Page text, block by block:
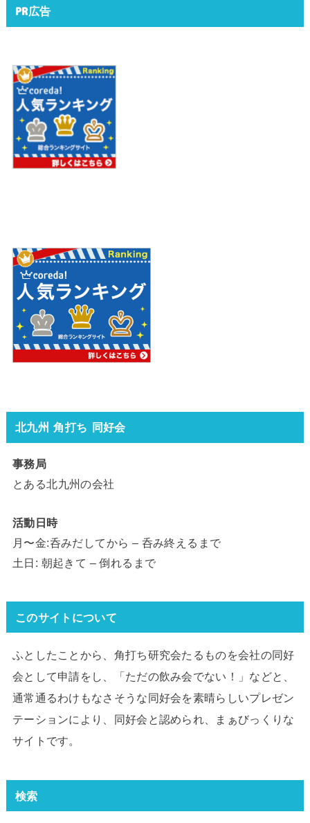
PR広告
北九州 角打ち 同好会
事務局
とある北九州の会社
活動日時
月〜金:呑みだしてから – 呑み終えるまで
土日: 朝起きて – 倒れるまで
このサイトについて
ふとしたことから、角打ち研究会たるものを会社の同好
会として申請をし、「ただの飲み会でない！」などと、
通常通るわけもなさそうな同好会を素晴らしいプレゼン
テーションにより、同好会と認められ、まぁびっくりな
サイトです。
検索